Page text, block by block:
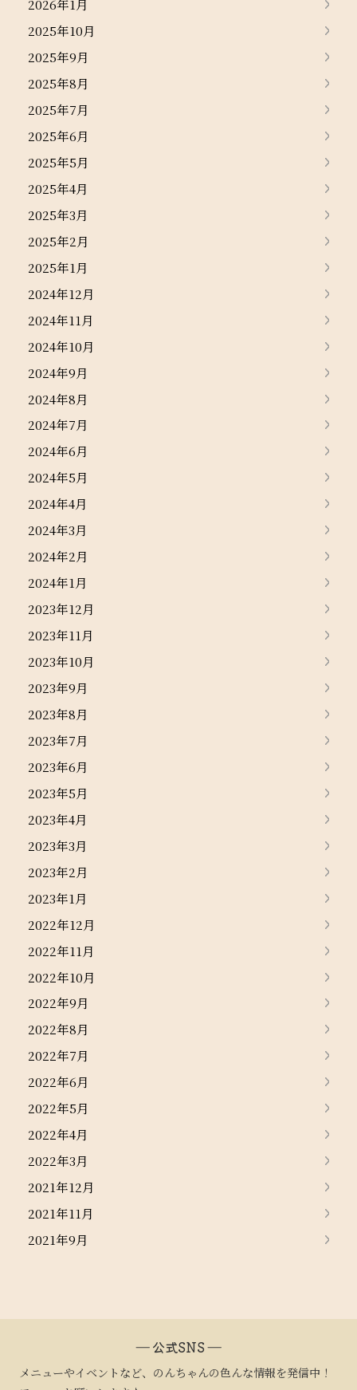
2026年1月
2025年10月
2025年9月
2025年8月
2025年7月
2025年6月
2025年5月
2025年4月
2025年3月
2025年2月
2025年1月
2024年12月
2024年11月
2024年10月
2024年9月
2024年8月
2024年7月
2024年6月
2024年5月
2024年4月
2024年3月
2024年2月
2024年1月
2023年12月
2023年11月
2023年10月
2023年9月
2023年8月
2023年7月
2023年6月
2023年5月
2023年4月
2023年3月
2023年2月
2023年1月
2022年12月
2022年11月
2022年10月
2022年9月
2022年8月
2022年7月
2022年6月
2022年5月
2022年4月
2022年3月
2021年12月
2021年11月
2021年9月
― 公式SNS ―
メニューやイベントなど、のんちゃんの色んな情報を発信中！